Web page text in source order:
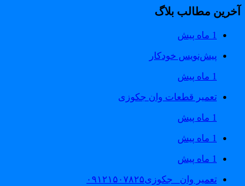
آخرین مطالب بلاگ
1 ماه پیش
پیش‌نویس خودکار
1 ماه پیش
تعمیر قطعات وان جکوزی
1 ماه پیش
1 ماه پیش
1 ماه پیش
تعمیر وان _جکوزی۰۹۱۲۱۵۰۷۸۲۵